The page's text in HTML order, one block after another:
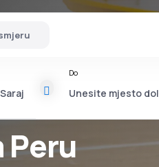
Peru
Do